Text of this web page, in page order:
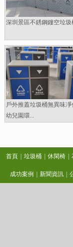
深圳景區不銹鋼鏤空垃圾
戶外推蓋垃圾桶無異味凈
幼兒園環...
首頁 垃圾桶 休閑椅
成功案例 新聞資訊